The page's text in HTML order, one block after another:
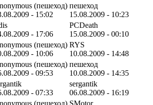
(пешеход)
- 15:02
пешеход
15.08.2009 - 10:23
- 17:06
PCDeath
15.08.2009 - 00:10
(пешеход)
- 10:06
RYS
10.08.2009 - 14:48
(пешеход)
- 09:53
пешеход
10.08.2009 - 14:35
- 07:33
sergantik
06.08.2009 - 16:19